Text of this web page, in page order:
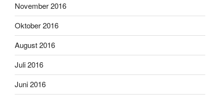
November 2016
Oktober 2016
August 2016
Juli 2016
Juni 2016